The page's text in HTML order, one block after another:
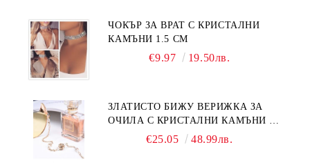
ЧОКЪР ЗА ВРАТ С КРИСТАЛНИ
КАМЪНИ 1.5 СМ
€9.97 19.50лв.
ЗЛАТИСТО БИЖУ ВЕРИЖКА ЗА
ОЧИЛА С КРИСТАЛНИ КАМЪНИ И
€25.05 48.99лв.